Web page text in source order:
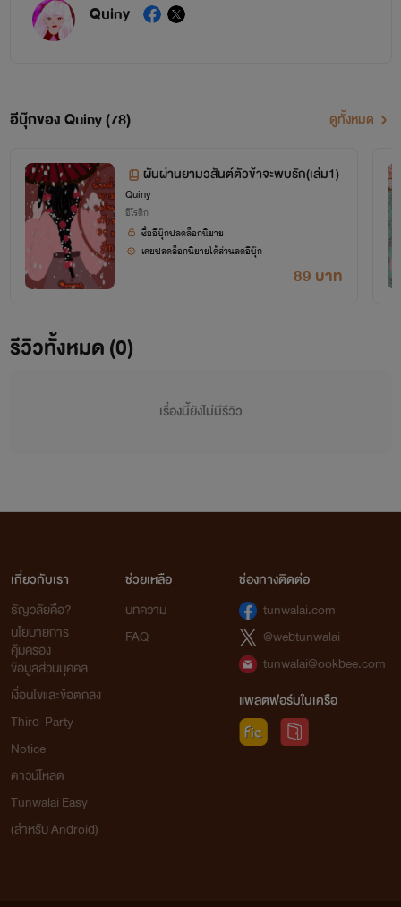
Quiny
อีบุ๊กของ Quiny (78) ดูทั้งหมด
ผันผ่านยามวสันต์ตัวข้าจะพบรัก(เล่ม1)
Quiny
อีโรติก
89 บาท
ซื้ออีบุ๊กปลดล็อกนิยาย
เคยปลดล็อกนิยายได้ส่วนลดอีบุ๊ก
รีวิวทั้งหมด (0)
เรื่องนี้ยังไม่มีรีวิว
เกี่ยวกับเรา
ธัญวลัยคือ?
นโยบายการ
คุ้มครอง
ข้อมูลส่วนบุคคล
เงื่อนไขและข้อตกลง
Third-Party
Notice
ดาวน์โหลด
Tunwalai Easy
(สำหรับ Android)
ช่วยเหลือ
บทความ
FAQ
ช่องทางติดต่อ
tunwalai.com
@webtunwalai
tunwalai@ookbee.com
แพลตฟอร์มในเครือ